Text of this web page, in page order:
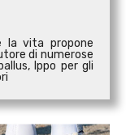
la vita propone
di numerose
Ippo per gli